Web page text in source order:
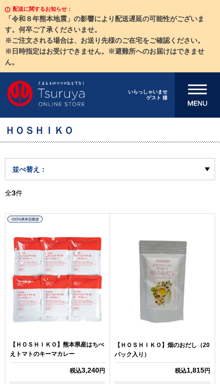
配送に関するお知らせ：
「令和８年熊本地震」の影響により配送遅延の可能性がございま
す。何卒ご了承くださいませ。
※ご注文される場合は、お送り先様のご在宅をご確認ください。
※日時指定はお受けできません。※避難所へのお届けはできませ
ん。
いらっしゃいませ
ゲスト 様
メニューを開
ＨＯＳＨＩＫＯ
並べ替え：
全3件
【ＨＯＳＨＩＫＯ】熊本県産はちべ
えトマトのキーマカレー
税込3,240円
【ＨＯＳＨＩＫＯ】畑のおだし（20
パック入り）
税込1,815円